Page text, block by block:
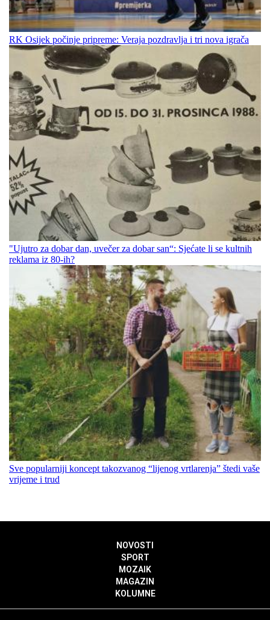
RK Osijek počinje pripreme: Veraja pozdravlja i tri nova igrača
"Ujutro za dobar dan, uvečer za dobar san“: Sjećate li se kultnih
reklama iz 80-ih?
Sve popularniji koncept takozvanog “lijenog vrtlarenja” štedi vaše
vrijeme i trud
NOVOSTI
SPORT
MOZAIK
MAGAZIN
KOLUMNE